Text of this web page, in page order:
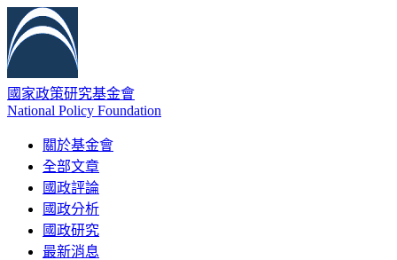
國家政策研究基金會
National Policy Foundation
關於基金會
全部文章
國政評論
國政分析
國政研究
最新消息